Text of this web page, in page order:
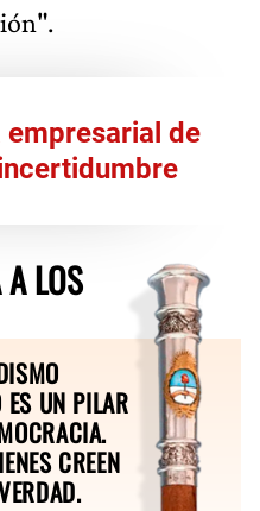
empresarial de
A LOS
ES UN PILAR
CREEN